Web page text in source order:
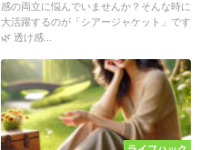
感の両立に悩んでいませんか？そんな時に
大活躍するのが「シアージャケット」です
🌿 透け感...